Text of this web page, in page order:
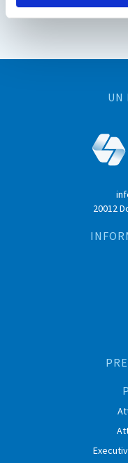
UN
20012